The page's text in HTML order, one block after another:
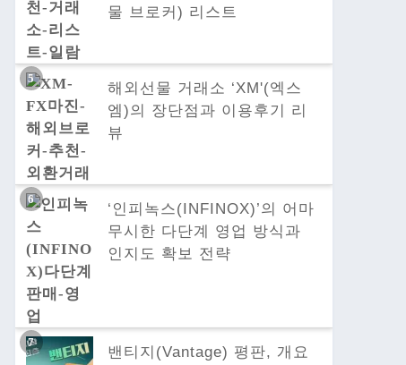
물 브로커) 리스트
해외선물 거래소 ‘XM'(엑스
엠)의 장단점과 이용후기 리
뷰
‘인피녹스(INFINOX)’의 어마
무시한 다단계 영업 방식과
인지도 확보 전략
밴티지(Vantage) 평판, 개요